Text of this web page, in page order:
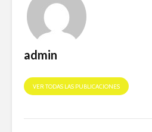
admin
VER TODAS LAS PUBLICACIONES